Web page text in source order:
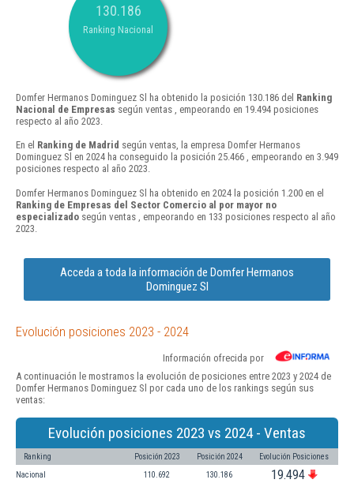
130.186
Ranking Nacional
Domfer Hermanos Dominguez Sl ha obtenido la posición 130.186 del Ranking
Nacional de Empresas según ventas , empeorando en 19.494 posiciones
respecto al año 2023.
En el Ranking de Madrid según ventas, la empresa Domfer Hermanos
Dominguez Sl en 2024 ha conseguido la posición 25.466 , empeorando en 3.949
posiciones respecto al año 2023.
Domfer Hermanos Dominguez Sl ha obtenido en 2024 la posición 1.200 en el
Ranking de Empresas del Sector Comercio al por mayor no
especializado según ventas , empeorando en 133 posiciones respecto al año
2023.
Acceda a toda la información de Domfer Hermanos
Dominguez Sl
Evolución posiciones 2023 - 2024
Información ofrecida por
A continuación le mostramos la evolución de posiciones entre 2023 y 2024 de
Domfer Hermanos Dominguez Sl por cada uno de los rankings según sus
ventas:
Evolución posiciones 2023 vs 2024 - Ventas
Ranking Posición 2023 Posición 2024 Evolución Posiciones
Nacional 110.692 130.186 19.494